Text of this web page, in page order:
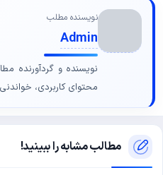
نویسنده مطلب
Admin
نویسنده و گردآورنده
محتوای کاربردی،
مطالب مشابه را ببینید!